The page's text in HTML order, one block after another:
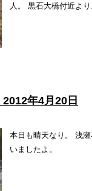
人。 黒石大橋付近より
年4月20日
本日も晴天なり。 浅
いましたよ。